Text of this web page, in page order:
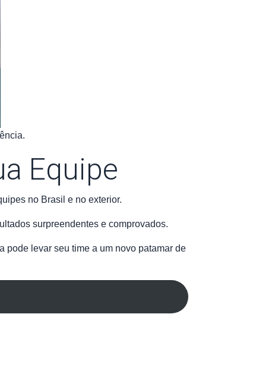
Equipe
no Brasil e no exterior.
surpreendentes e comprovados.
pode levar seu time a um novo patamar de